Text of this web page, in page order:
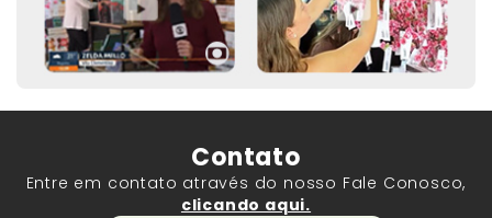
Contato
Entre em contato através do nosso Fale Conosco,
clicando aqui.